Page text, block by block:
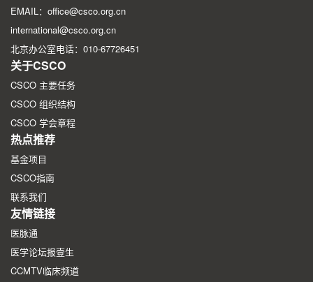
EMAIL：office@csco.org.cn
international@csco.org.cn
北京办公室电话：010-67726451
关于CSCO
CSCO 主要任务
CSCO 组织结构
CSCO 学会章程
热点推荐
基金项目
CSCO指南
联系我们
友情链接
医脉通
医学论坛报壹生
CCMTV临床频道